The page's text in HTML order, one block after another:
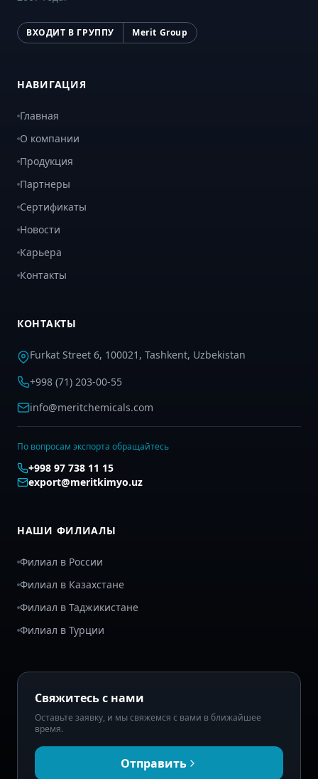
ВХОДИТ В ГРУППУ Merit Group
НАВИГАЦИЯ
Главная
О компании
Продукция
Партнеры
Сертификаты
Новости
Карьера
Контакты
КОНТАКТЫ
Furkat Street 6, 100021, Tashkent, Uzbekistan
+998 (71) 203-00-55
info@meritchemicals.com
По вопросам экспорта обращайтесь
+998 97 738 11 15
export@meritkimyo.uz
НАШИ ФИЛИАЛЫ
Филиал в России
Филиал в Казахстане
Филиал в Таджикистане
Филиал в Турции
Свяжитесь с нами
Оставьте заявку, и мы свяжемся с вами в ближайшее
время.
Отправить